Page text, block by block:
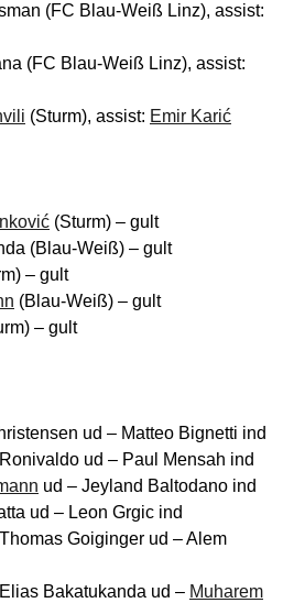
(FC Blau-Weiß Linz), assist:
(FC Blau-Weiß Linz), assist:
(Sturm), assist: Emir Karić
(Sturm) – gult
(Blau-Weiß) – gult
– gult
(Blau-Weiß) – gult
– gult
ud – Matteo Bignetti ind
ud – Paul Mensah ind
ud – Jeyland Baltodano ind
ud – Leon Grgic ind
Goiginger ud – Alem
Bakatukanda ud – Muharem